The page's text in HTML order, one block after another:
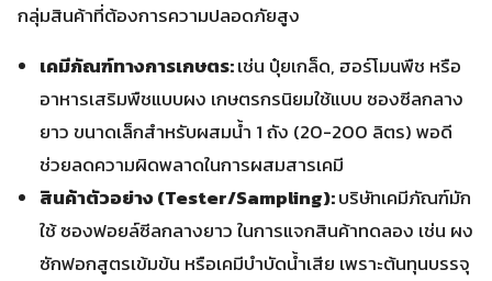
กลุ่มสินค้าที่ต้องการความปลอดภัยสูง
เคมีภัณฑ์ทางการเกษตร:เช่น ปุ๋ยเกล็ด, ฮอร์โมนพืช หรือ
อาหารเสริมพืชแบบผง เกษตรกรนิยมใช้แบบ ซองซีลกลาง
ยาว ขนาดเล็กสำหรับผสมน้ำ 1 ถัง (20-200 ลิตร) พอดี
ช่วยลดความผิดพลาดในการผสมสารเคมี
สินค้าตัวอย่าง (Tester/Sampling):บริษัทเคมีภัณฑ์มัก
ใช้ ซองฟอยล์ซีลกลางยาว ในการแจกสินค้าทดลอง เช่น ผง
ซักฟอกสูตรเข้มข้น หรือเคมีบำบัดน้ำเสีย เพราะต้นทุนบรรจุ